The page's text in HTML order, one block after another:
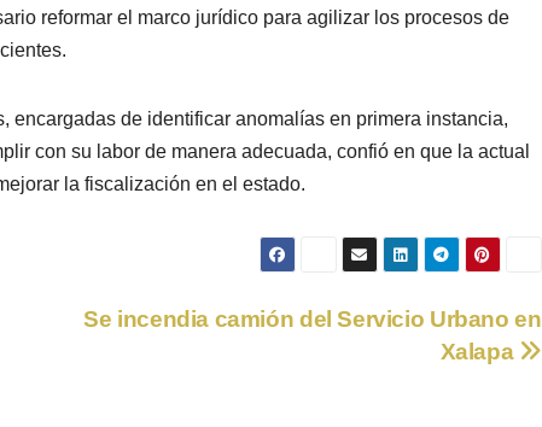
reformar el marco jurídico para agilizar los procesos de
de identificar anomalías en primera instancia,
con su labor de manera adecuada, confió en que la actual
la fiscalización en el estado.
Se incendia camión del Servicio Urbano en
Xalapa